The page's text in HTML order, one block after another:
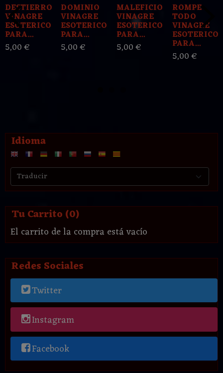
Idioma
Tu Carrito (0)
El carrito de la compra está vacío
Redes Sociales
Twitter
Instagram
Facebook
DESTIERRO
VINAGRE
ESOTERICO
PARA...
5,00 €
DOMINIO
VINAGRE
ESOTERICO
PARA...
5,00 €
MALEFICIO
VINAGRE
ESOTERICO
PARA...
5,00 €
ROMPE
TODO
VINAGRE
ESOTERICO
PARA...
5,00 €